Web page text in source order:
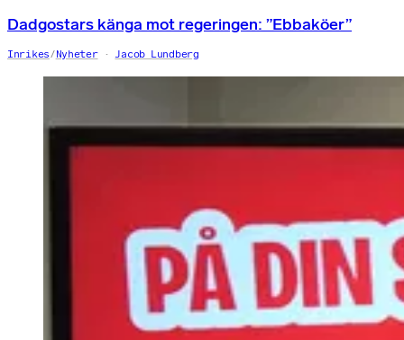
Dadgostars känga mot regeringen: ”Ebbaköer”
Inrikes/Nyheter Jacob Lundberg